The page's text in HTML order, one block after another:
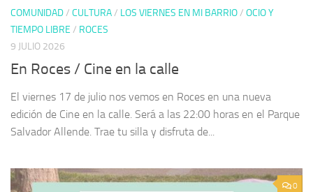
COMUNIDAD/ CULTURA/ LOS VIERNES EN MI BARRIO/ OCIO Y
TIEMPO LIBRE / ROCES
9 JULIO 2026
En Roces / Cine en la calle
El viernes 17 de julio nos vemos en Roces en una nueva
edición de Cine en la calle. Será a las 22:00 horas en el Parque
Salvador Allende. Trae tu silla y disfruta de...
0